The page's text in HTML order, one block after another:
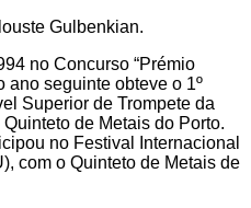
Gulbenkian.
no Concurso “Prémio
ano seguinte obteve o 1º
Superior de Trompete da
de Metais do Porto.
no Festival Internacional
com o Quinteto de Metais de